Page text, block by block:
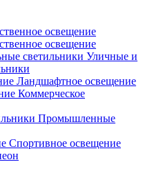
освещение
освещение
светильники Уличные и
Ландшафтное освещение
Коммерческое
Промышленные
Спортивное освещение